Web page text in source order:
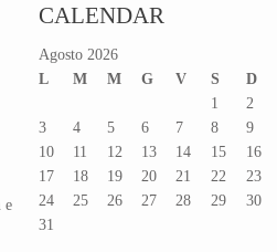
e
CALENDAR
Agosto 2026
L
M M G V S
D
1
2
3
4 5 6 7 8
9
10
11 12 13 14 15
16
17
18 19 20 21 22
23
24
25 26 27 28 29
30
31